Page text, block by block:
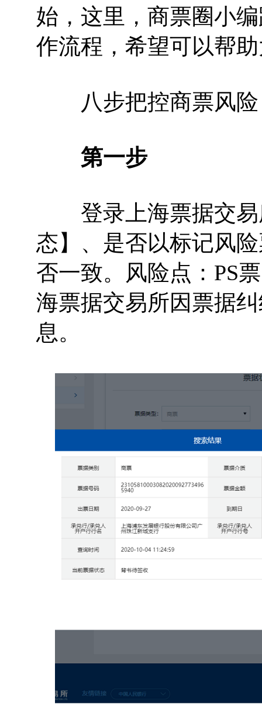
始，这里，商票圈小
作流程，希望可以帮
八步把控商票风险
第一步
登录上海票据交易
态】、是否以标记风
否一致。风险点：PS
海票据交易所因票据
息。